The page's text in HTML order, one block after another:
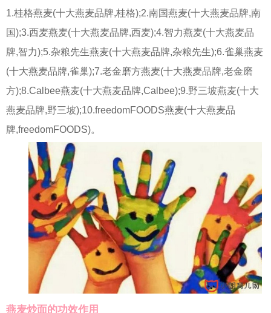
1.桂格燕麦(十大燕麦品牌,桂格);2.南国燕麦(十大燕麦品牌,南
国);3.西麦燕麦(十大燕麦品牌,西麦);4.智力燕麦(十大燕麦品
牌,智力);5.杂粮先生燕麦(十大燕麦品牌,杂粮先生);6.雀巢燕麦
(十大燕麦品牌,雀巢);7.老金磨方燕麦(十大燕麦品牌,老金磨
方);8.Calbee燕麦(十大燕麦品牌,Calbee);9.野三坡燕麦(十大
燕麦品牌,野三坡);10.freedomFOODS燕麦(十大燕麦品
牌,freedomFOODS)。
燕麦炒面的功效作用